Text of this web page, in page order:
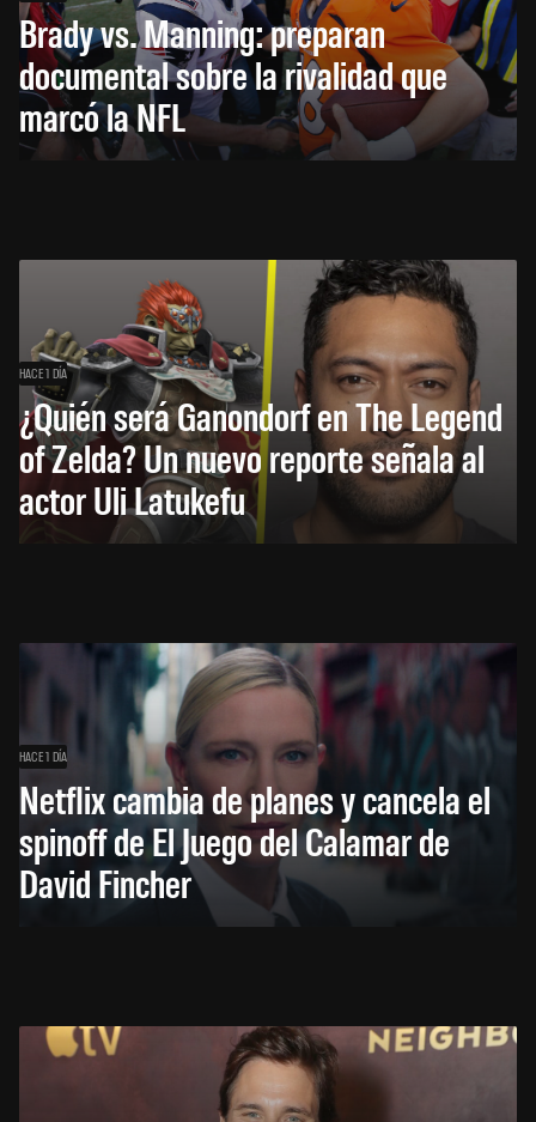
Brady vs. Manning: preparan
documental sobre la rivalidad que
marcó la NFL
HACE 1 DÍA
¿Quién será Ganondorf en The Legend
of Zelda? Un nuevo reporte señala al
actor Uli Latukefu
HACE 1 DÍA
Netflix cambia de planes y cancela el
spinoff de El Juego del Calamar de
David Fincher